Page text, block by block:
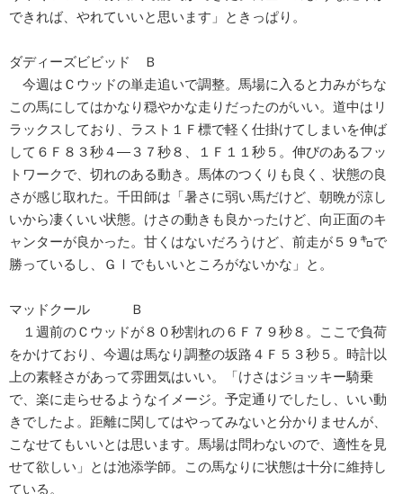
できれば、やれていいと思います」ときっぱり。
ダディーズビビッド Ｂ
今週はＣウッドの単走追いで調整。馬場に入ると力みがちな
この馬にしてはかなり穏やかな走りだったのがいい。道中はリ
ラックスしており、ラスト１Ｆ標で軽く仕掛けてしまいを伸ば
して６Ｆ８３秒４―３７秒８、１Ｆ１１秒５。伸びのあるフッ
トワークで、切れのある動き。馬体のつくりも良く、状態の良
さが感じ取れた。千田師は「暑さに弱い馬だけど、朝晩が涼し
いから凄くいい状態。けさの動きも良かったけど、向正面のキ
ャンターが良かった。甘くはないだろうけど、前走が５９㌔で
勝っているし、ＧⅠでもいいところがないかな」と。
マッドクール Ｂ
１週前のＣウッドが８０秒割れの６Ｆ７９秒８。ここで負荷
をかけており、今週は馬なり調整の坂路４Ｆ５３秒５。時計以
上の素軽さがあって雰囲気はいい。「けさはジョッキー騎乗
で、楽に走らせるようなイメージ。予定通りでしたし、いい動
きでしたよ。距離に関してはやってみないと分かりませんが、
こなせてもいいとは思います。馬場は問わないので、適性を見
せて欲しい」とは池添学師。この馬なりに状態は十分に維持し
ている。